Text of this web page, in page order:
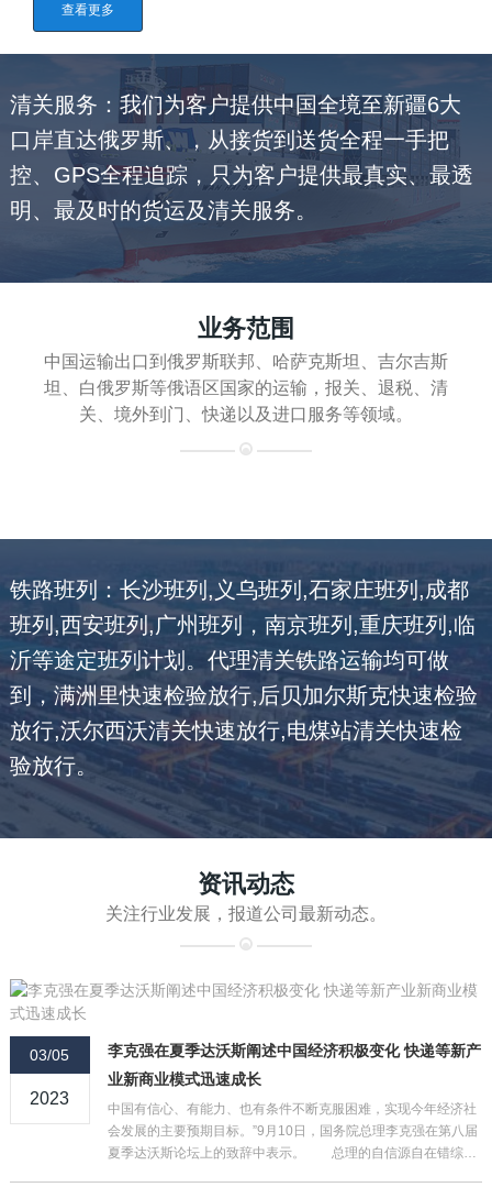
查看更多
清关服务：我们为客户提供中国全境至新疆6大
口岸直达俄罗斯、，从接货到送货全程一手把
控、GPS全程追踪，只为客户提供最真实、最透
明、最及时的货运及清关服务。
业务范围
中国运输出口到俄罗斯联邦、哈萨克斯坦、吉尔吉斯
坦、白俄罗斯等俄语区国家的运输，报关、退税、清
关、境外到门、快递以及进口服务等领域。
铁路班列：长沙班列,义乌班列,石家庄班列,成都
班列,西安班列,广州班列，南京班列,重庆班列,临
沂等途定班列计划。代理清关铁路运输均可做
到，满洲里快速检验放行,后贝加尔斯克快速检验
放行,沃尔西沃清关快速放行,电煤站清关快速检
验放行。
资讯动态
关注行业发展，报道公司最新动态。
03/05
2023
李克强在夏季达沃斯阐述中国经济积极变化 快递等新产
业新商业模式迅速成长
中国有信心、有能力、也有条件不断克服困难，实现今年经济社
会发展的主要预期目标。”9月10日，国务院总理李克强在第八届
夏季达沃斯论坛上的致辞中表示。 总理的自信源自在错综复